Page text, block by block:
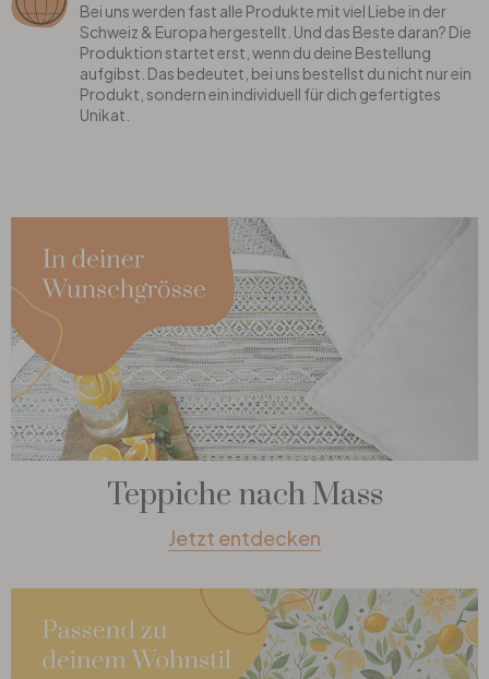
Bei uns werden fast alle Produkte mit viel Liebe in der
Schweiz & Europa hergestellt. Und das Beste daran? Die
Produktion startet erst, wenn du deine Bestellung
aufgibst. Das bedeutet, bei uns bestellst du nicht nur ein
Produkt, sondern ein individuell für dich gefertigtes
Unikat.
Teppiche nach Mass
Jetzt entdecken